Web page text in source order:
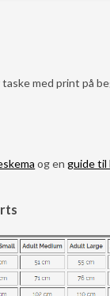
med print på
og enguide til